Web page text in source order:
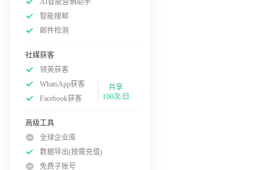
AI智能营销助手
智能搜邮
邮件检测
社媒获客
领英获客
WhatsApp获客
Facebook获客
共享
100次/日
高级工具
全球企业库
数据导出(按需充值)
免费子账号